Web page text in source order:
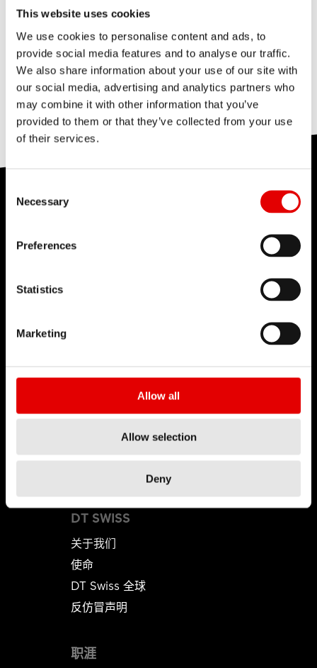
This website uses cookies
We use cookies to personalise content and ads, to
provide social media features and to analyse our traffic.
We also share information about your use of our site with
our social media, advertising and analytics partners who
may combine it with other information that you’ve
provided to them or that they’ve collected from your use
of their services.
Necessary
Preferences
Statistics
Marketing
Allow all
Allow selection
Deny
这很有帮助 这没有帮助
在「教学视频」和「手册」页面中，您将找到与产品
维护相关的有用信息。
记下零配件的料号，并向经销商订购。
重要！ 对于因产品维护不当而造成的所有损坏，DT
如未遵守使用说明，将丧失保固权益。
这没有帮助
对于2020年1月1日之后购买的碳纤维轮组，我们在法
定质保期外提供延长保修。请阅读我们的质保与友善
保修条款。
这很有帮助 这没有帮助
访问我们的网站以比较各类产品，您可以在该网站上
找到整个产品系列和所有技术规格。使用 轮组搜寻
器，只需点击几下即可找到合适的轮组。
您也可以联系经销商— 他们了解 DT Swiss 产品和技
术的所有信息，可以为您提供建议。
您可以从 经销商
处购买所有零配件、转换套件和工
具。
您可以在“产品支援”下找到合适的备件或转换套件。
请先前往“产品支援
教学视频和手册。记下材料编号，然后从经销商处订
致经销商：
通过我们的代理商订购零配件，或通过我
产品的价格和供应情况。
性能测试中心
DT Swiss 凭借多年经验积累了广泛的测试知识。实
验室测试会尽可能模拟轮组在实际骑乘中，以及在整
个产品生命周期中会遇到的各种情况。 以尖端技术打
造的测试设备，是实现安全性、可靠性和出色产品性
能的保障。
点击了解
DT SWISS
关于我们
使命
DT Swiss 全球
反仿冒声明
职涯